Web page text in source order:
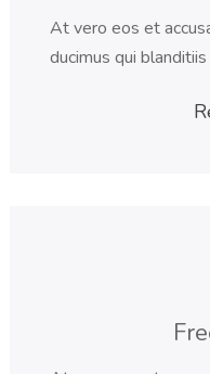
At vero eos et
ducimus qui